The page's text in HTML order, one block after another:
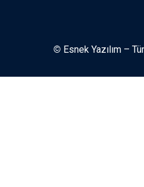
© Esnek Yazılım –